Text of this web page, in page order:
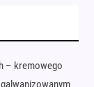
– kremowego